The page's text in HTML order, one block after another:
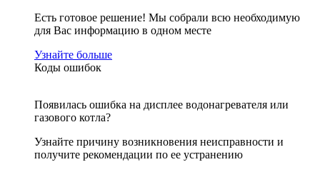
Есть готовое решение! Мы собрали всю необходимую
для Вас информацию в одном месте
Узнайте больше
Коды ошибок
Появилась ошибка на дисплее водонагревателя или
газового котла?
Узнайте причину возникновения неисправности и
получите рекомендации по ее устранению